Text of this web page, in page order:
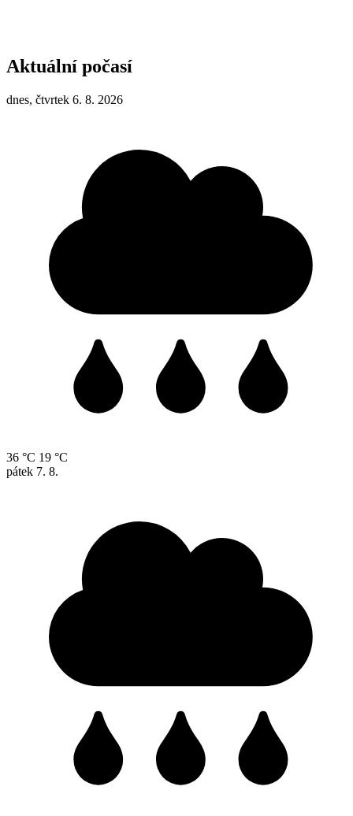
Aktuální počasí
dnes, čtvrtek 6. 8. 2026
36 °C 19 °C
pátek 7. 8.